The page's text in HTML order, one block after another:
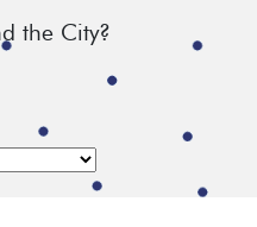
the City?